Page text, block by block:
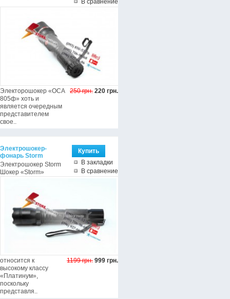
В сравнение
250 грн. 220 грн.
Электорошокер «ОСА
805ф» хоть и
является очередным
представителем
свое..
В закладки
В сравнение
1199 грн. 999 грн.
Электрошокер-
фонарь Storm
Электрошокер Storm
Шокер «Storm»
относится к
высокому классу
«Платинум»,
поскольку
представля..